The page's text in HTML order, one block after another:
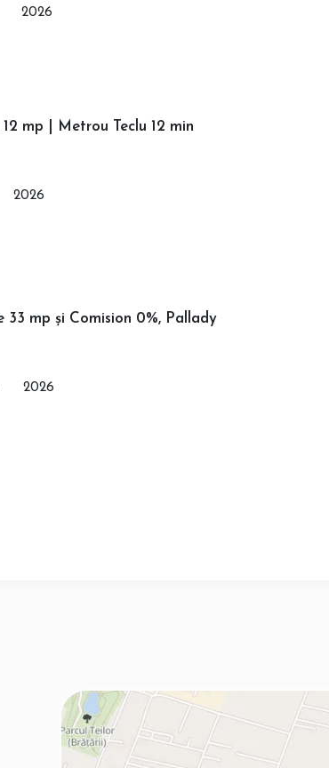
2026
mp | Metrou Teclu 12 min
2026
mp și Comision 0%, Pallady
2026